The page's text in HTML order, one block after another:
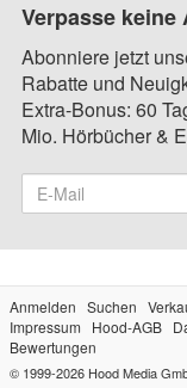
Verpasse keine
Abonniere jetzt
Rabatte und
Extra-Bonus: 60
Mio. Hörbücher &
Anmelden Suchen
Impressum
Hood-AGB
Bewertungen
© 1999-2026 Hood Media